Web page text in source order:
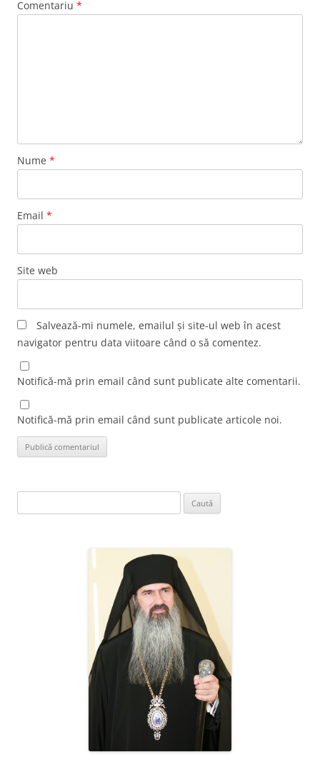
Comentariu *
Nume *
Email *
Site web
Salvează-mi numele, emailul și site-ul web în acest
navigator pentru data viitoare când o să comentez.
Notifică-mă prin email când sunt publicate alte comentarii.
Notifică-mă prin email când sunt publicate articole noi.
după: